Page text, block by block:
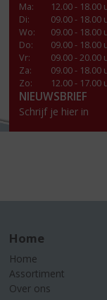
Ma:
12.00 - 18.00
Di:
09.00 - 18.00
Wo:
09.00 - 18.00
Do:
09.00 - 18.00
Vr:
09.00 - 20.00
Za:
09.00 - 18.00
Zo:
12.00 - 17.00
NIEUWSBRIEF
Schrijf je hier in
Home
Home
Assortiment
Over ons